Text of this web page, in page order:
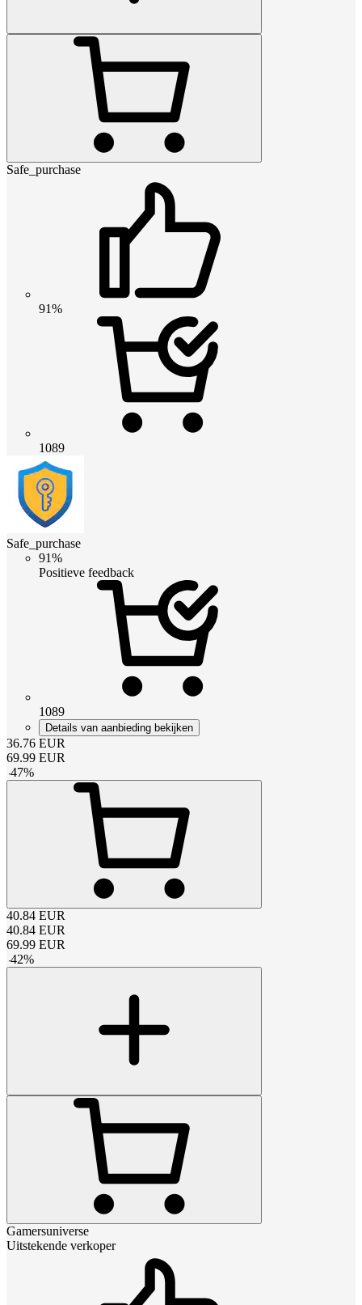
Safe_purchase
91%
1089
Safe_purchase
91%
Positieve feedback
1089
Details van aanbieding bekijken
36.76 EUR
69.99 EUR
-47%
40.84 EUR
40.84 EUR
69.99 EUR
-42%
Gamersuniverse
Uitstekende verkoper